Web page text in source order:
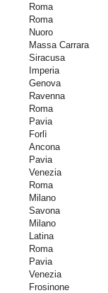
Roma
Roma
Nuoro
Massa Carrara
Siracusa
Imperia
Genova
Ravenna
Roma
Pavia
Forlì
Ancona
Pavia
Venezia
Roma
Milano
Savona
Milano
Latina
Roma
Pavia
Venezia
Frosinone